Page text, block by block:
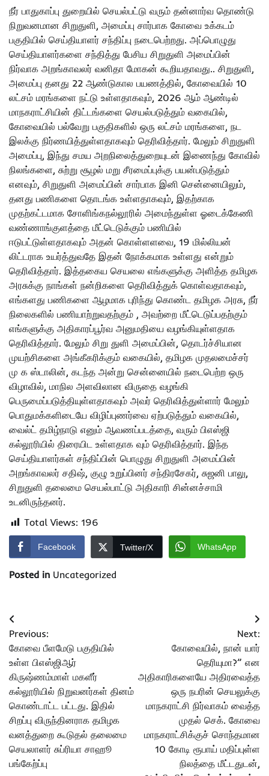
நீர் பாதுகாப்பு துறையில் செயல்பட்டு வரும் தன்னார்வ தொண்டு
நிறுவனமான சிறுதுளி, அமைப்பு சார்பாக கோவை உக்கடம்
பகுதியில் செய்தியாளர் சந்திப்பு நடைபெற்றது. அப்பொழுது
செய்தியாளர்களை சந்தித்து பேசிய சிறுதுளி அமைப்பின்
நிர்வாக அறங்காவலர் வனிதா மோகன் கூறியதாவது.. சிறுதுளி,
அமைப்பு தனது 22 ஆண்டுகால பயணத்தில், கோவையில் 10
லட்சம் மரங்களை நட்டு உள்ளதாகவும், 2026 ஆம் ஆண்டில்
மாநகராட்சியின் திட்டங்களை செயல்படுத்தும் வகையில்,
கோவையில் பல்வேறு பகுதிகளில் ஒரு லட்சம் மரங்களை, நட
இலக்கு நிர்ணயித்துள்ளதாகவும் தெரிவித்தார். மேலும் சிறுதுளி
அமைப்பு, இந்து சமய அறநிலைத்துறையுடன் இணைந்து கோவில்
நிலங்களை, சுற்று சூழல் மறு சீரமைப்புக்கு பயன்படுத்தும்
எனவும், சிறுதுளி அமைப்பின் சார்பாக இனி சென்னையிலும்,
தனது பணிகளை தொடங்க உள்ளதாகவும், இதற்காக
முதற்கட்டமாக சோளிங்கநல்லூரில் அமைந்துள்ள ஓடைக்கேணி
வண்ணாங்குளத்தை மீட்டெடுக்கும் பணியில்
ஈடுபட்டுள்ளதாகவும் அதன் கொள்ளளவை, 19 மில்லியன்
லிட்டராக உயர்த்துவதே இதன் நோக்கமாக உள்ளது என்றும்
தெரிவித்தார். இத்தகைய செயலை எங்களுக்கு அளித்த தமிழக
அரசுக்கு நாங்கள் நன்றிகளை தெரிவித்துக் கொள்வதாகவும்,
எங்களது பணிகளை ஆழமாக புரிந்து கொண்ட தமிழக அரசு, நீர்
நிலைகளில் பணியாற்றுவதற்கும் , அவற்றை மீட்டெடுப்பதற்கும்
எங்களுக்கு அதிகாரப்பூர்வ அனுமதியை வழங்கியுள்ளதாக
தெரிவித்தார். மேலும் சிறு துளி அமைப்பின், தொடர்ச்சியான
முயற்சிகளை அங்கீகரிக்கும் வகையில், தமிழக முதலமைச்சர்
மு க ஸ்டாலின், கடந்த அன்று சென்னையில் நடைபெற்ற ஒரு
விழாவில், மாநில அளவிலான விருதை வழங்கி
பெருமைப்படுத்தியுள்ளதாகவும் அவர் தெரிவித்துள்ளார் மேலும்
பொதுமக்களிடையே விழிப்புணர்வை ஏற்படுத்தும் வகையில்,
வைல்ட் தமிழ்நாடு எனும் ஆவணப்படத்தை, வரும் பிஎஸ்ஜி
கல்லூரியில் திரையிட உள்ளதாக வும் தெரிவித்தார். இந்த
செய்தியாளர்கள் சந்திப்பின் பொழுது சிறுதுளி அமைப்பின்
அறங்காவலர் சதிஷ், குழு உறுப்பினர் சந்திரசேகர், சுஜனி பாலு,
சிறுதுளி தலைமை செயல்பாட்டு அதிகாரி சின்னச்சாமி
உடனிருந்தனர்.
Total Views: 196
Facebook Twitter/X WhatsApp
Posted in Uncategorized
Post
navigation
Previous:
கோவை பீளமேடு பகுதியில்
உள்ள பிஎஸ்ஜிஆர்
கிருஷ்ணம்மாள் மகளீர்
கல்லூரியில் நிறுவனர்கள் தினம்
கொண்டாட்ட பட்டது. இதில்
சிறப்பு விருந்தினராக தமிழக
வனத்துறை கூடுதல் தலைமை
செயலாளர் சுப்ரியா சாஹூ
பங்கேற்ப்பு
Next:
கோவையில், நான் யார்
தெரியுமா?” என
அதிகாரிகளையே அதிரவைத்த
ஒரு நபரின் செயலுக்கு
மாநகராட்சி நிர்வாகம் வைத்த
முதல் செக். கோவை
மாநகராட்சிக்குச் சொந்தமான
10 கோடி ரூபாய் மதிப்புள்ள
நிலத்தை மீட்டதுடன்,